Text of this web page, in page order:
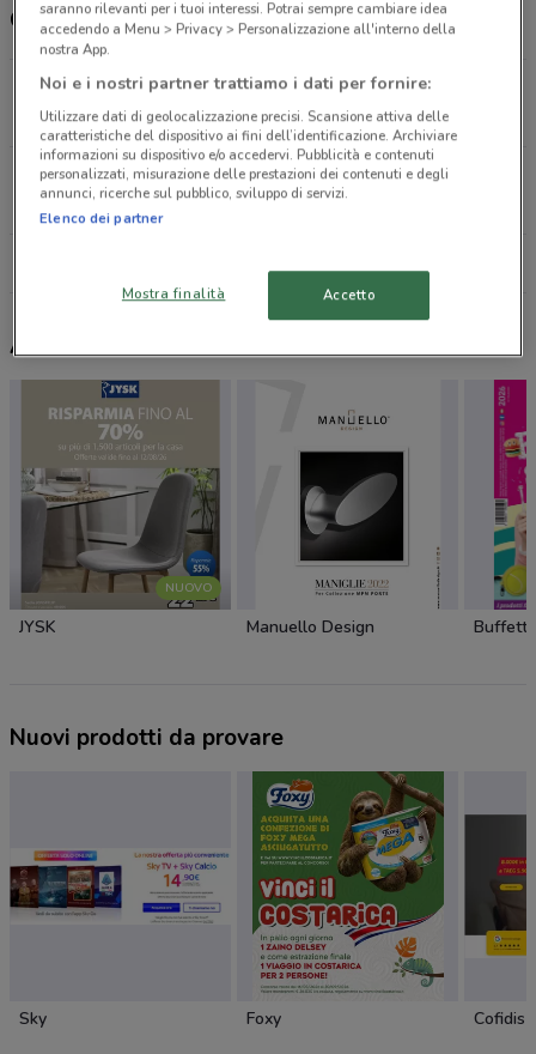
Orari Conforama e orari
Via Volpiano, 188 Leini
16.2 km
CHIUSO
Via Ruggero Leoncavallo, 6 Settimo Torinese
21.4 km
CHIUSO
Altri volantini nelle vicinanze
NUOVO
JYSK Manuello Design Buffetti
Nuovi prodotti da provare
Sky Foxy Cofidis
saranno rilevanti per i tuoi interessi. Potrai sempre cambiare idea
accedendo a Menu > Privacy > Personalizzazione all'interno della
nostra App.
Noi e i nostri partner trattiamo i dati per fornire:
Utilizzare dati di geolocalizzazione precisi. Scansione attiva delle
caratteristiche del dispositivo ai fini dell’identificazione. Archiviare
informazioni su dispositivo e/o accedervi. Pubblicità e contenuti
personalizzati, misurazione delle prestazioni dei contenuti e degli
annunci, ricerche sul pubblico, sviluppo di servizi.
Elenco dei partner
Mostra finalità Accetto